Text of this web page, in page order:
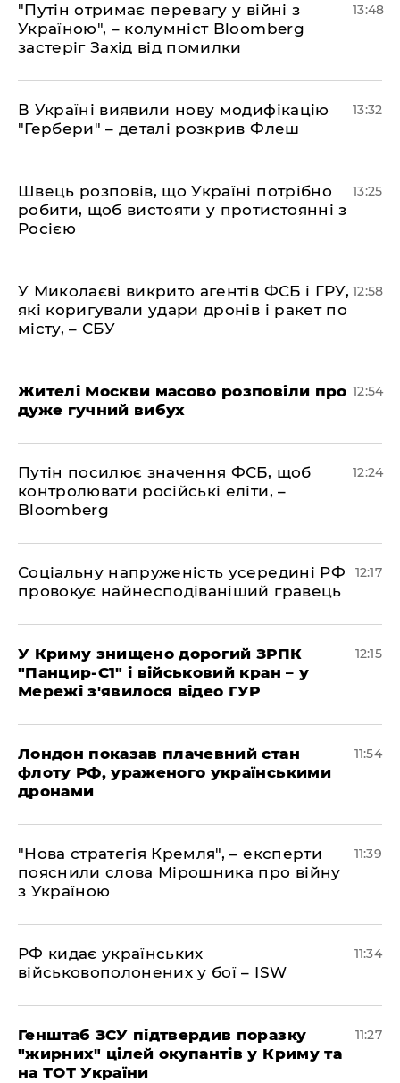
"Путін отримає перевагу у війні з
Україною", – колумніст Bloomberg
застеріг Захід від помилки
13:48
В Україні виявили нову модифікацію
"Гербери" – деталі розкрив Флеш
13:32
Швець розповів, що Україні потрібно
робити, щоб вистояти у протистоянні з
Росією
13:25
У Миколаєві викрито агентів ФСБ і ГРУ,
які коригували удари дронів і ракет по
місту, – СБУ
12:58
Жителі Москви масово розповіли про
дуже гучний вибух
12:54
Путін посилює значення ФСБ, щоб
контролювати російські еліти, –
Bloomberg
12:24
Соціальну напруженість усередині РФ
провокує найнесподіваніший гравець
12:17
У Криму знищено дорогий ЗРПК
"Панцир-С1" і військовий кран – у
Мережі з'явилося відео ГУР
12:15
Лондон показав плачевний стан
флоту РФ, ураженого українськими
дронами
11:54
"Нова стратегія Кремля", – експерти
пояснили слова Мірошника про війну
з Україною
11:39
РФ кидає українських
військовополонених у бої – ISW
11:34
Генштаб ЗСУ підтвердив поразку
"жирних" цілей окупантів у Криму та
на ТОТ України
11:27